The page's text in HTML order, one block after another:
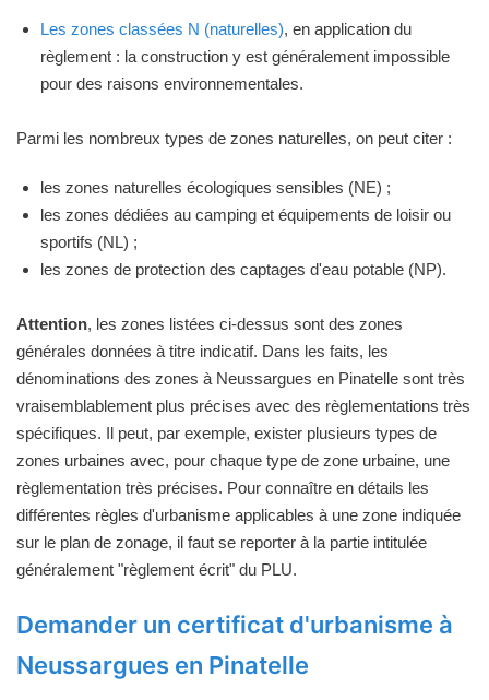
Les zones classées N (naturelles), en application du
règlement : la construction y est généralement impossible
pour des raisons environnementales.
Parmi les nombreux types de zones naturelles, on peut citer :
les zones naturelles écologiques sensibles (NE) ;
les zones dédiées au camping et équipements de loisir ou
sportifs (NL) ;
les zones de protection des captages d'eau potable (NP).
Attention, les zones listées ci-dessus sont des zones
générales données à titre indicatif. Dans les faits, les
dénominations des zones à Neussargues en Pinatelle sont très
vraisemblablement plus précises avec des règlementations très
spécifiques. Il peut, par exemple, exister plusieurs types de
zones urbaines avec, pour chaque type de zone urbaine, une
règlementation très précises. Pour connaître en détails les
différentes règles d'urbanisme applicables à une zone indiquée
sur le plan de zonage, il faut se reporter à la partie intitulée
généralement "règlement écrit" du PLU.
Demander un certificat d'urbanisme à
Neussargues en Pinatelle